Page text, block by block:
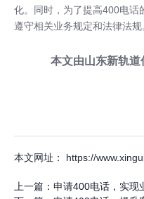
化。同时，为了提高400电话
遵守相关业务规定和法律法规
本文由山东新轨道
本文网址： https://
上一篇： 申请400电话，实现